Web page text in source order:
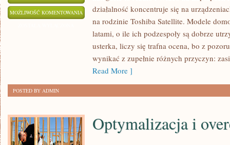
MOŻLIWOŚĆ KOMENTOWANIA AKTUALNOŚCI
NOWOŚCI
TOSHIBA
działalność koncentruje się na
na rodzinie Toshiba Satellite. Modele
latami, o ile ich podzespoły są dobrze
usterka, liczy się trafna ocena, bo z
wynikać z zupełnie różnych przyczyn:
Read More ]
POSTED BY ADMIN
Optymalizacja i